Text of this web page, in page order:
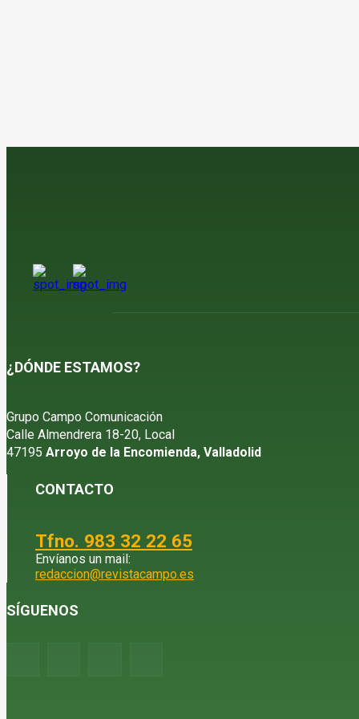
¿DÓNDE ESTAMOS?
Grupo Campo Comunicación
Calle Almendrera 18-20, Local
47195 Arroyo de la Encomienda, Valladolid
CONTACTO
Tfno. 983 32 22 65
Envíanos un mail:
redaccion@revistacampo.es
SÍGUENOS